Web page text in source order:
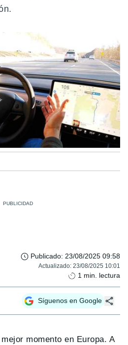
Publicado: 23/08/2025 09:58
Actualizado: 23/08/2025 10:01
1 min. lectura
Síguenos en Google
momento en Europa. A